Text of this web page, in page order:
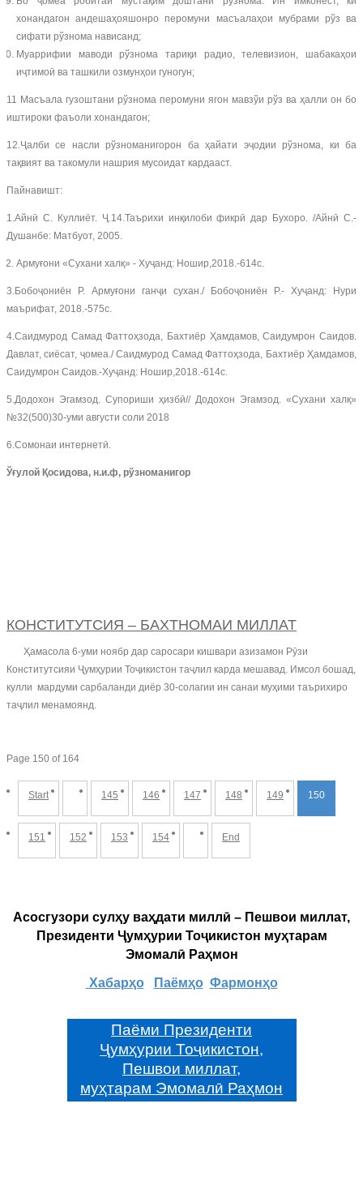
хонандагон андешаҳояшонро перомуни масъалаҳои мубрами рўз ва
сифати рўзнома нависанд;
Муаррифии маводи рўзнома тариқи радио, телевизион, шабакаҳои
иҷтимоӣ ва ташкили озмунҳои гуногун;
11 Масъала гузоштани рўзнома перомуни ягон мавзўи рўз ва ҳалли он бо
иштироки фаъоли хонандагон;
12.Ҷалби се насли рўзноманигорон ба ҳайати эҷодии рўзнома, ки ба
тақвият ва такомули нашрия мусоидат кардааст.
Пайнавишт:
1.Айнӣ С. Куллиёт. Ҷ.14.Таърихи инқилоби фикрӣ дар Бухоро. /Айнӣ С.-
Душанбе: Матбуот, 2005.
Армуғони «Сухани халқ» - Хуҷанд: Ношир,2018.-614с.
3.Бобоҷониён Р. Армуғони ганҷи сухан./ Бобоҷониён Р.- Хуҷанд: Нури
маърифат, 2018.-575с.
4.Саидмурод Самад Фаттоҳзода, Бахтиёр Ҳамдамов, Саидумрон Саидов.
Давлат, сиёсат, ҷомеа./ Саидмурод Самад Фаттоҳзода, Бахтиёр Ҳамдамов,
Саидумрон Саидов.-Хуҷанд: Ношир,2018.-614с.
5.Додохон Эгамзод. Супориши ҳизбӣ// Додохон Эгамзод. «Сухани халқ»
№32(500)30-уми августи соли 2018
6.Сомонаи интернетӣ.
Ўғулой Қосидова, н.и.ф, рўзноманигор
КОНСТИТУТСИЯ – БАХТНОМАИ МИЛЛАТ
Ҳамасола 6-уми ноябр дар саросари кишвари азизамон Рӯзи
Конститутсияи Ҷумҳурии Тоҷикистон таҷлил карда мешавад. Имсол бошад,
кулли мардуми сарбаланди диёр 30-солагии ин санаи муҳими таърихиро
таҷлил менамоянд.
Page 150 of 164
Start 145 146 147 148 149 150
151 152 153 154 End
Асосгузори сулҳу ваҳдати миллӣ – Пешвои миллат,
Президенти Ҷумҳурии Тоҷикистон муҳтарам
Эмомалӣ Раҳмон
Хабарҳо Паёмҳо Фармонҳо
Паёми Президенти
Ҷумҳурии Тоҷикистон,
Пешвои миллат,
муҳтарам Эмомалӣ Раҳмон